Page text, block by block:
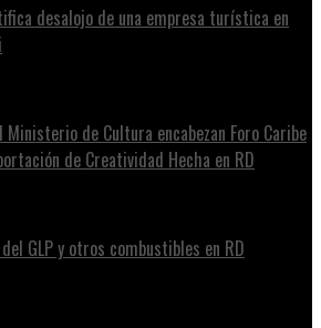
desalojo de una empresa turística en
Ministerio de Cultura encabezan Foro Caribe
de Creatividad Hecha en RD
GLP y otros combustibles en RD